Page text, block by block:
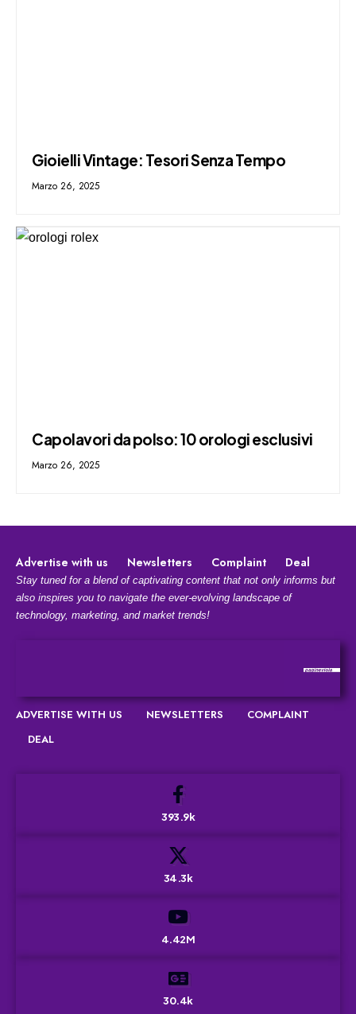
Gioielli Vintage: Tesori Senza Tempo
Marzo 26, 2025
Capolavori da polso: 10 orologi esclusivi
Marzo 26, 2025
Advertise with us Newsletters Complaint Deal
Stay tuned for a blend of captivating content that not only informs but
also inspires you to navigate the ever-evolving landscape of
technology, marketing, and market trends!
ADVERTISE WITH US NEWSLETTERS
COMPLAINT
DEAL
393.9k
34.3k
4.42M
30.4k